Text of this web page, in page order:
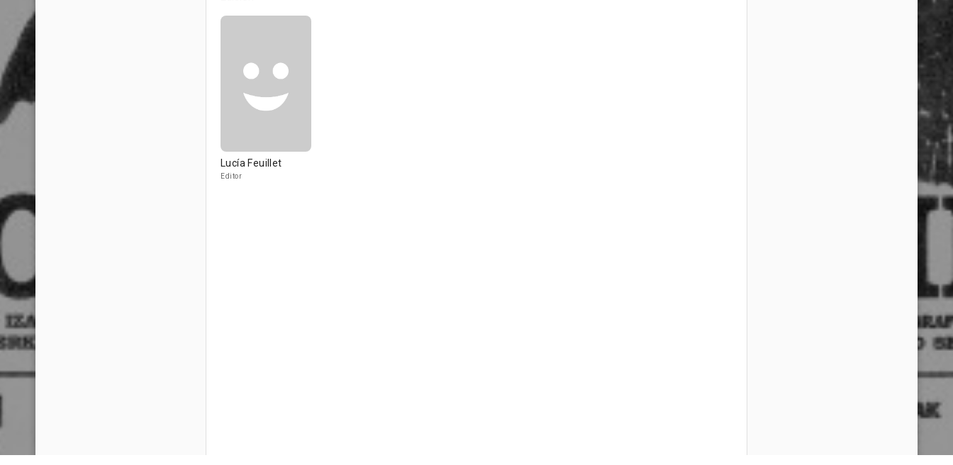
Lucía Feuillet
Editor